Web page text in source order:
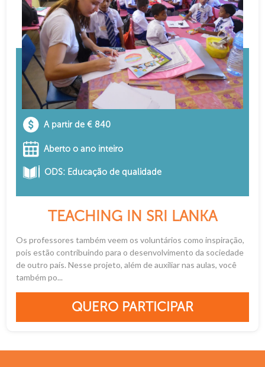
A partir de € 840
Aberto o ano inteiro
ODS: Educação de qualidade
TEACHING IN SRI LANKA
Os professores também veem os voluntários como inspiração,
pois estão contribuindo para o desenvolvimento da sociedade
de outro país. Nesse projeto, além de auxiliar nas aulas, você
também po...
QUERO PARTICIPAR